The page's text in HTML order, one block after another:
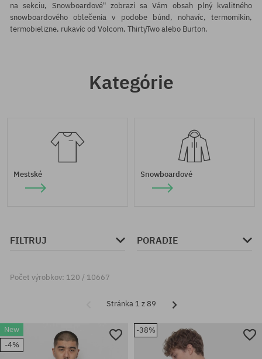
na sekciu, Snowboardové" zobrazí sa Vám obsah plný kvalitného
snowboardového oblečenia v podobe búnd, nohavíc, termomikin,
termobielizne, rukavíc od Volcom, ThirtyTwo alebo Burton.
Kategórie
Mestské Snowboardové
FILTRUJ PORADIE
Počet výrobkov: 120 / 10667
Stránka 1 z 89
New
-4%
-38%